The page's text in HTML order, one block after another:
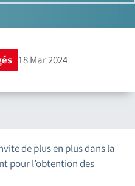
18 Mar 2024
de plus en plus dans la
pour l’obtention des